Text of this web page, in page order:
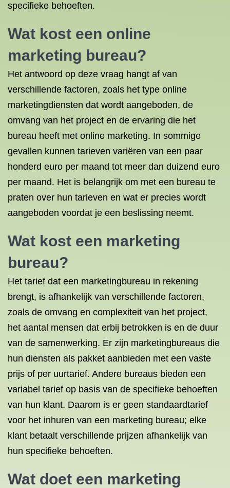
specifieke behoeften.
Wat kost een online
marketing bureau?
Het antwoord op deze vraag hangt af van
verschillende factoren, zoals het type online
marketingdiensten dat wordt aangeboden, de
omvang van het project en de ervaring die het
bureau heeft met online marketing. In sommige
gevallen kunnen tarieven variëren van een paar
honderd euro per maand tot meer dan duizend euro
per maand. Het is belangrijk om met een bureau te
praten over hun tarieven en wat er precies wordt
aangeboden voordat je een beslissing neemt.
Wat kost een marketing
bureau?
Het tarief dat een marketingbureau in rekening
brengt, is afhankelijk van verschillende factoren,
zoals de omvang en complexiteit van het project,
het aantal mensen dat erbij betrokken is en de duur
van de samenwerking. Er zijn marketingbureaus die
hun diensten als pakket aanbieden met een vaste
prijs of per uurtarief. Andere bureaus bieden een
variabel tarief op basis van de specifieke behoeften
van hun klant. Daarom is er geen standaardtarief
voor het inhuren van een marketing bureau; elke
klant betaalt verschillende prijzen afhankelijk van
hun specifieke behoeften.
Wat doet een marketing